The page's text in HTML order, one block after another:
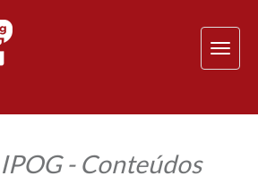
- Conteúdos